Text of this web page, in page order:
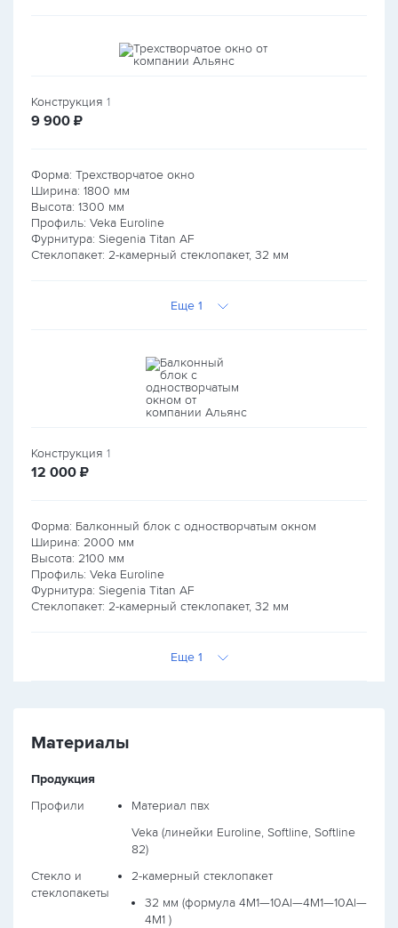
Конструкция 1
9 900 руб.
₽
Форма: Трехстворчатое окно
Ширина: 1800 мм
Высота: 1300 мм
Профиль: Veka Euroline
Фурнитура: Siegenia Titan AF
Стеклопакет: 2-камерный стеклопакет, 32 мм
Еще 1
Конструкция 1
12 000 руб.
₽
Форма: Балконный блок с одностворчатым окном
Ширина: 2000 мм
Высота: 2100 мм
Профиль: Veka Euroline
Фурнитура: Siegenia Titan AF
Стеклопакет: 2-камерный стеклопакет, 32 мм
Еще 1
Материалы
Продукция
Профили
Материал пвх
Veka (линейки Euroline, Softline, Softline
82)
Стекло и
стеклопакеты
2-камерный стеклопакет
32 мм (формула 4М1—10Al—4М1—10Al—
4М1 )